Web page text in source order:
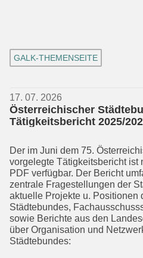
GALK-THEMENSEITE
17. 07. 2026
Österreichischer
Tätigkeitsbericht 2025/
Der im Juni dem 75.
vorgelegte Tätig­keits­bericht ist
PDF verfügbar. Der Bericht
zentrale Fragestellun­gen der
aktuelle Projekte u. Positionen
Städtebundes,
sowie Berichte aus den
über Organisation und
Städtebundes: